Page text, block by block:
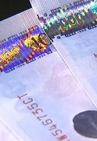
示警」 20:39
廠擴建 20:39
禍 20:38
20:35